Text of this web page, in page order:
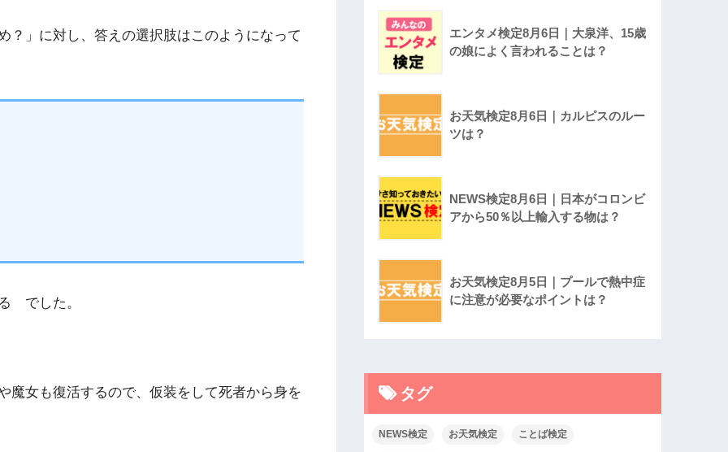
？」に対し、答えの選択肢はこのようになって
でした。
魔女も復活するので、仮装をして死者から身を
エンタメ検定8月6日｜大泉洋、15歳
の娘によく言われることは？
お天気検定8月6日｜カルピスのルー
ツは？
NEWS検定8月6日｜日本がコロンビ
アから50％以上輸入する物は？
お天気検定8月5日｜プールで熱中症
に注意が必要なポイントは？
タグ
NEWS検定 お天気検定 ことば検定